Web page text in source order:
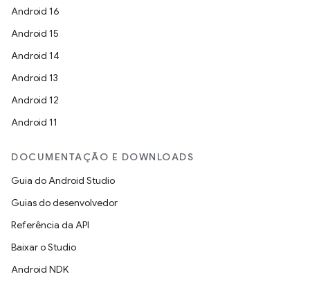
Android 16
Android 15
Android 14
Android 13
Android 12
Android 11
DOCUMENTAÇÃO E DOWNLOADS
Guia do Android Studio
Guias do desenvolvedor
Referência da API
Baixar o Studio
Android NDK